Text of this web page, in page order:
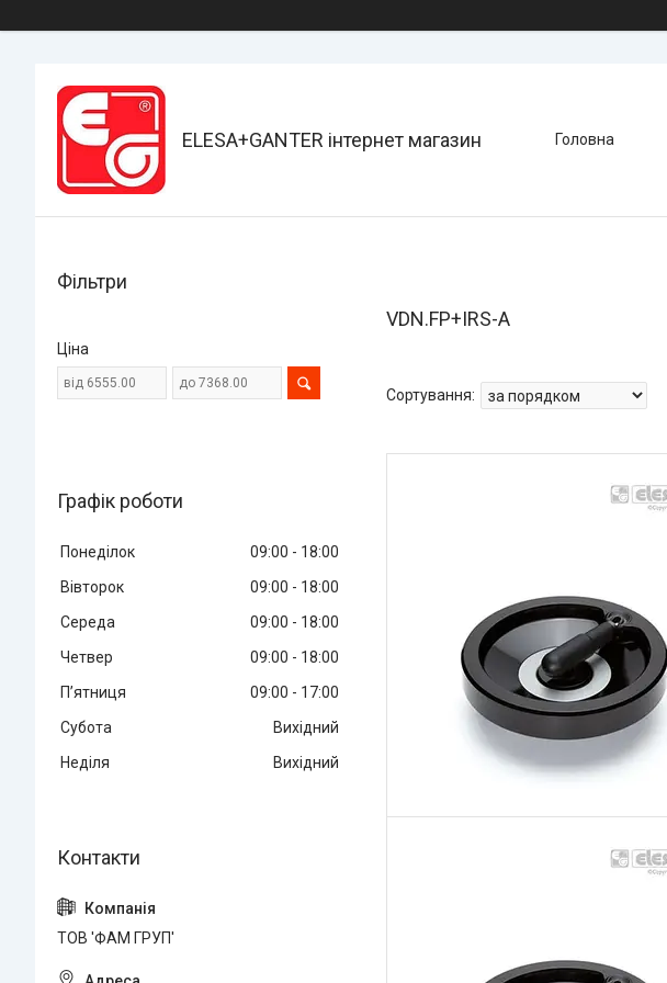
ELESA+GANTER інтернет магазин Головна
VDN.FP+IRS-A
Фільтри
Ціна
Графік роботи
Понеділок 09:00
18:00
Вівторок
09:00
18:00
Середа
09:00
18:00
Четвер
09:00
18:00
Пʼятниця
09:00
17:00
Субота
Вихідний
Неділя
Вихідний
ТОВ 'ФАМ ГРУП'